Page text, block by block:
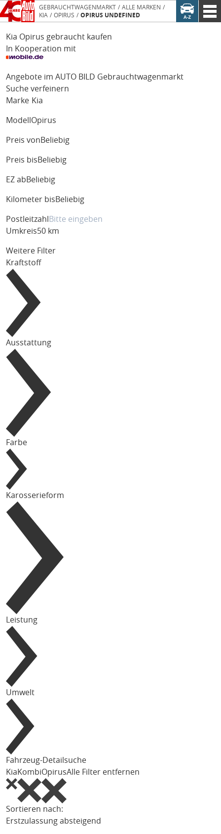
GEBRAUCHTWAGENMARKT
ALLE MARKEN
KIA
OPIRUS OPIRUS UNDEFINED
Kia Opirus gebraucht kaufen
In Kooperation mit
Angebote im AUTO BILD Gebrauchtwagenmarkt
Suche verfeinern
Marke Kia
Modell Opirus
Preis von Beliebig
Preis bis Beliebig
EZ ab Beliebig
Kilometer bis Beliebig
Postleitzahl
Umkreis50 km
Weitere Filter
Kraftstoff
Ausstattung
Farbe
Karosserieform
Leistung
Umwelt
Fahrzeug-Detailsuche
KiaKombiOpirusAlle Filter entfernen
Sortieren nach:
Erstzulassung absteigend